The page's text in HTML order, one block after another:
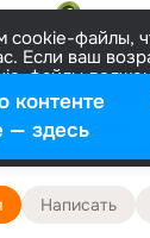
cookie-файлы,
Если ваш
файлы
Больше
Настроить
22 сентября
(с
Написать
контенте
— здесь